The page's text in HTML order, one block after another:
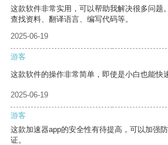
这款软件非常实用，可以帮助我解决很多问题
查找资料、翻译语言、编写代码等。
2025-06-19
游客
这款软件的操作非常简单，即使是小白也能快
2025-06-19
游客
这款加速器app的安全性有待提高，可以加强
证。